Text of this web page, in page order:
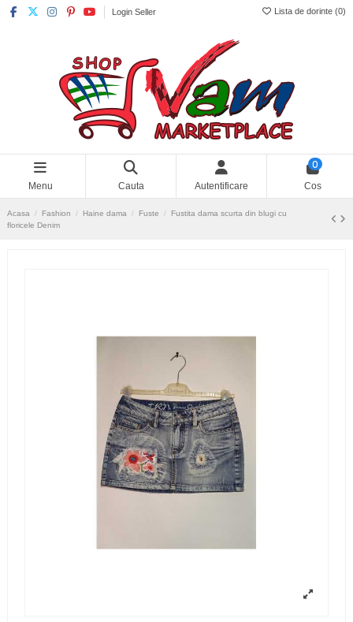
Login Seller Lista de dorinte (0)
Menu Cauta Autentificare
0
Cos
Acasa Fashion Haine dama Fuste
Fustita dama scurta din blugi cu
floricele Denim